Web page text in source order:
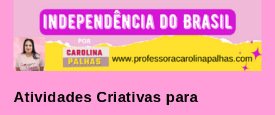
Atividades Criativas para